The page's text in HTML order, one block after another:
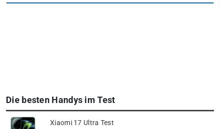
Die besten Handys im Test
Xiaomi 17 Ultra Test